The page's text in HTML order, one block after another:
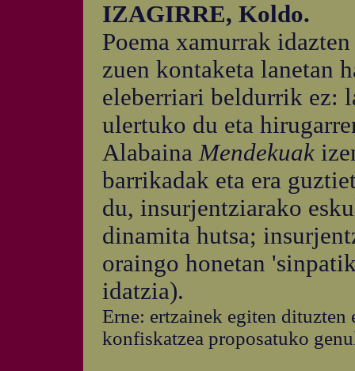
IZAGIRRE, Koldo.
Poema xamurrak
zuen kontaketa lanetan
eleberriari beldurrik ez:
ulertuko du eta
AlabainaMendekuak
barrikadak eta era
du, insurjentziarako
dinamita hutsa;
oraingo honetan
idatzia).
Erne: ertzainek egiten dituzten
konfiskatzea proposatuko